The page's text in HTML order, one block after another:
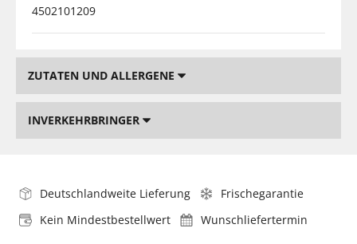
4502101209
ZUTATEN UND ALLERGENE
INVERKEHRBRINGER
Deutschlandweite Lieferung
Frischegarantie
Kein Mindestbestellwert
Wunschliefertermin